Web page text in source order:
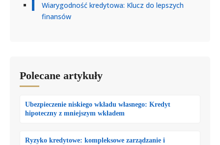
Wiarygodność kredytowa: Klucz do lepszych
finansów
Polecane artykuły
Ubezpieczenie niskiego wkładu własnego: Kredyt
hipoteczny z mniejszym wkładem
Ryzyko kredytowe: kompleksowe zarządzanie i